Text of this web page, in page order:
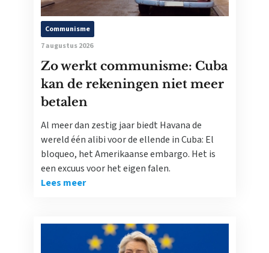
Communisme
7 augustus 2026
Zo werkt communisme: Cuba
kan de rekeningen niet meer
betalen
Al meer dan zestig jaar biedt Havana de
wereld één alibi voor de ellende in Cuba: El
bloqueo, het Amerikaanse embargo. Het is
een excuus voor het eigen falen.
Lees meer